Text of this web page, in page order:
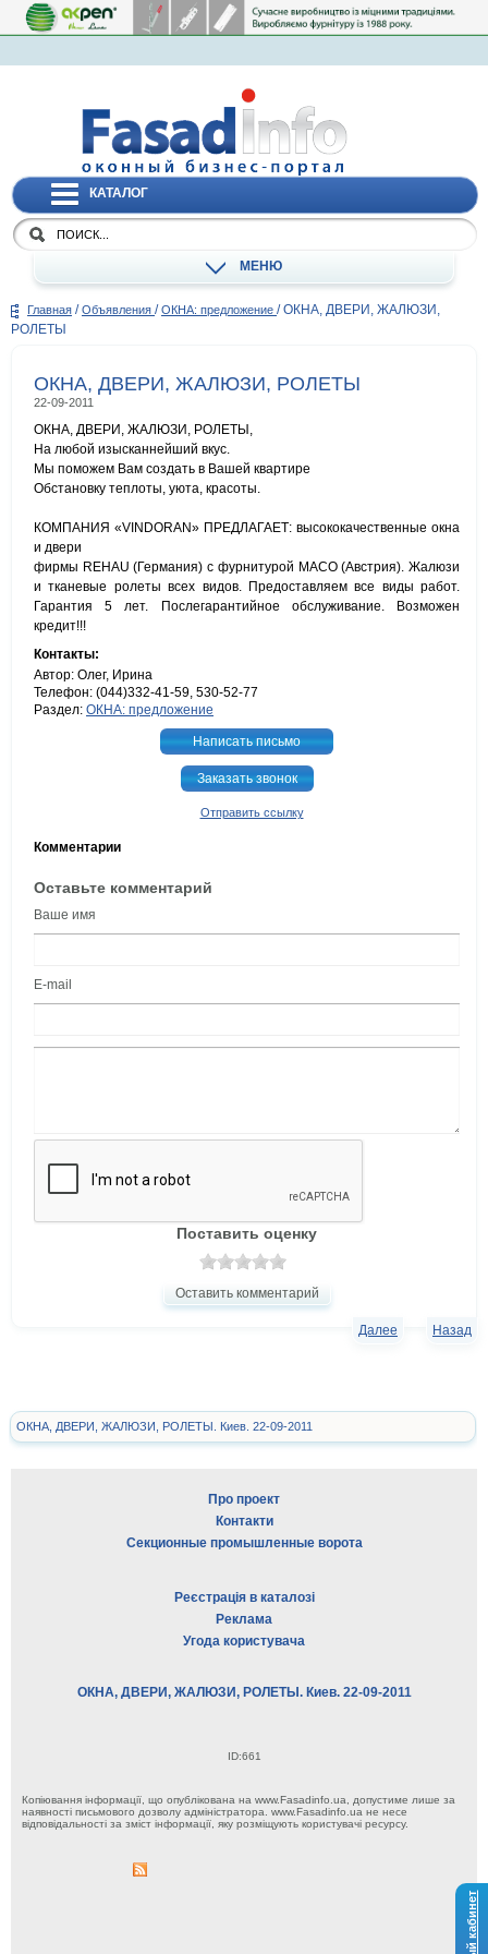
КАТАЛОГ
МЕНЮ
Главная / Объявления / ОКНА: предложение / ОКНА, ДВЕРИ, ЖАЛЮЗИ,
РОЛЕТЫ
ОКНА, ДВЕРИ, ЖАЛЮЗИ, РОЛЕТЫ
22-09-2011
ОКНА, ДВЕРИ, ЖАЛЮЗИ, РОЛЕТЫ,
На любой изысканнейший вкус.
Мы поможем Вам создать в Вашей квартире
Обстановку теплоты, уюта, красоты.
КОМПАНИЯ «VINDORAN» ПРЕДЛАГАЕТ: высококачественные окна
и двери
фирмы REHAU (Германия) с фурнитурой МАСО (Австрия). Жалюзи
и тканевые ролеты всех видов. Предоставляем все виды работ.
Гарантия 5 лет. Послегарантийное обслуживание. Возможен
кредит!!!
Контакты:
Автор: Олег, Ирина
Телефон: (044)332-41-59, 530-52-77
Раздел: ОКНА: предложение
Написать письмо
Заказать звонок
Отправить ссылку
Комментарии
Оставьте комментарий
Ваше имя
E-mail
Поставить оценку
Оставить комментарий
Назад
Далее
ОКНА, ДВЕРИ, ЖАЛЮЗИ, РОЛЕТЫ. Киев. 22-09-2011
Про проект
Контакти
Секционные промышленные ворота
Реєстрація в каталозі
Реклама
Угода користувача
ОКНА, ДВЕРИ, ЖАЛЮЗИ, РОЛЕТЫ. Киев. 22-09-2011
ID:661
Копіювання інформації, що опублікована на www.Fasadinfo.ua, допустиме лише за
наявності письмового дозволу адміністратора. www.Fasadinfo.ua не несе
відповідальності за зміст інформації, яку розміщують користувачі ресурсу.